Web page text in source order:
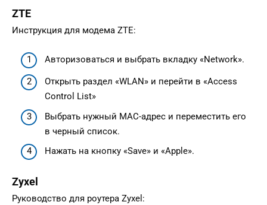
ZTE
Инструкция для модема ZTE:
Авторизоваться и выбрать вкладку «Network».
Открыть раздел «WLAN» и перейти в «Access
Control List»
Выбрать нужный MAC-адрес и переместить его
в черный список.
Нажать на кнопку «Save» и «Apple».
Zyxel
Руководство для роутера Zyxel: